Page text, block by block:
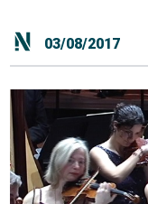
03/08/2017